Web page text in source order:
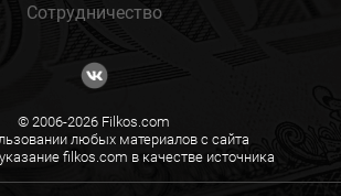
Сотрудничество
© 2006-2026 Filkos.com
любых материалов с сайта
filkos.com в качестве источника